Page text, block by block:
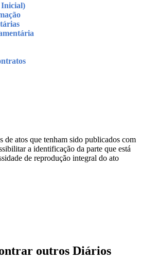
Inicial)
de atos que tenham sido publicados com
a identificação da parte que está
de reprodução integral do ato
outros Diários